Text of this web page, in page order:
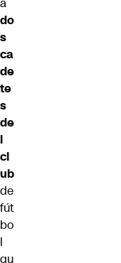
do
s
ca
de
te
s
de
l
cl
ub
de
fút
bo
l
qu